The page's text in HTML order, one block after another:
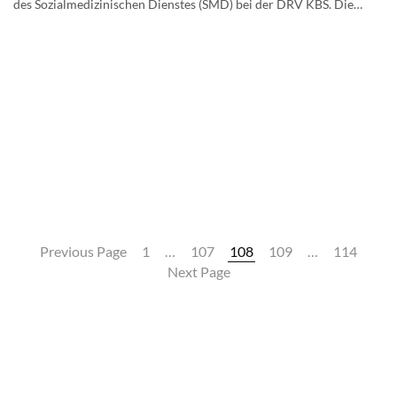
des Sozialmedizinischen Dienstes (SMD) bei der DRV KBS. Die…
Previous Page 1 … 107 108 109 …
114
Next Page